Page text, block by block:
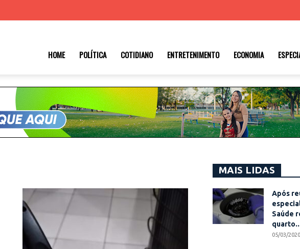
HOME POLÍTICA COTIDIANO ENTRETENIMENTO ECONOMIA
MAIS LIDAS
Após
Saúde
05/03/